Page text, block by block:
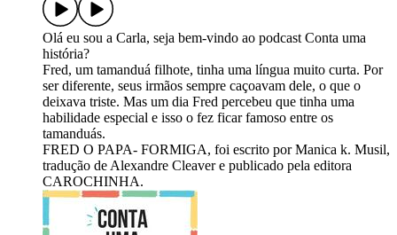
Olá eu sou a Carla, seja bem-vindo ao podcast Conta uma
história?
Fred, um tamanduá filhote, tinha uma língua muito curta. Por
ser diferente, seus irmãos sempre caçoavam dele, o que o
deixava triste. Mas um dia Fred percebeu que tinha uma
habilidade especial e isso o fez ficar famoso entre os
tamanduás.
FRED O PAPA- FORMIGA, foi escrito por Manica k. Musil,
tradução de Alexandre Cleaver e publicado pela editora
CAROCHINHA.